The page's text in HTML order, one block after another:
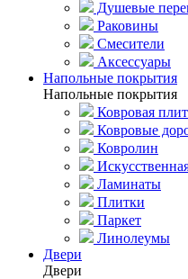
Душевые
Раковины
Смесители
Аксессуары
Напольные покрытия
Напольные покрытия
Ковровая
Ковровые
Ковролин
Ламинаты
Плитки
Паркет
Линолеумы
Двери
Двери